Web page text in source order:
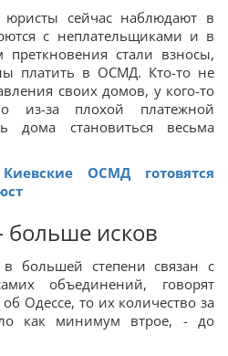
сейчас наблюдают в
с неплательщиками и в
преткновения стали взносы,
платить в ОСМД. Кто-то не
своих домов, у кого-то
из-за плохой платежной
дома становиться весьма
Киевские ОСМД готовятся
исков
в большей степени связан с
объединений, говорят
Одессе, то их количество за
как минимум втрое, - до